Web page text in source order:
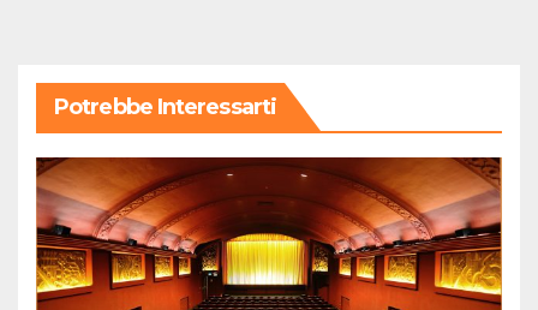
Potrebbe Interessarti